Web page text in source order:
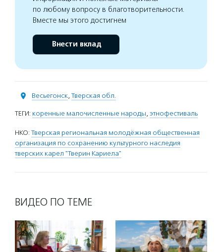
по любому вопросу в благотворительности.
Вместе мы этого достигнем
Внести вклад
Весьегонск, Тверская обл.
ТЕГИ: коренные малочисленные народы, этнофестиваль
НКО: Тверская региональная молодёжная общественная
организация по сохранению культурного наследия
тверских карел "Тверин Кариела"
ВИДЕО ПО ТЕМЕ